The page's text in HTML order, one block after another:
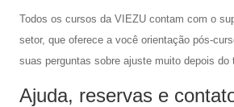
Todos os cursos da VIEZU contam com o
setor, que oferece a você orientação pós-
suas perguntas sobre ajuste muito depois do
Ajuda, reservas e